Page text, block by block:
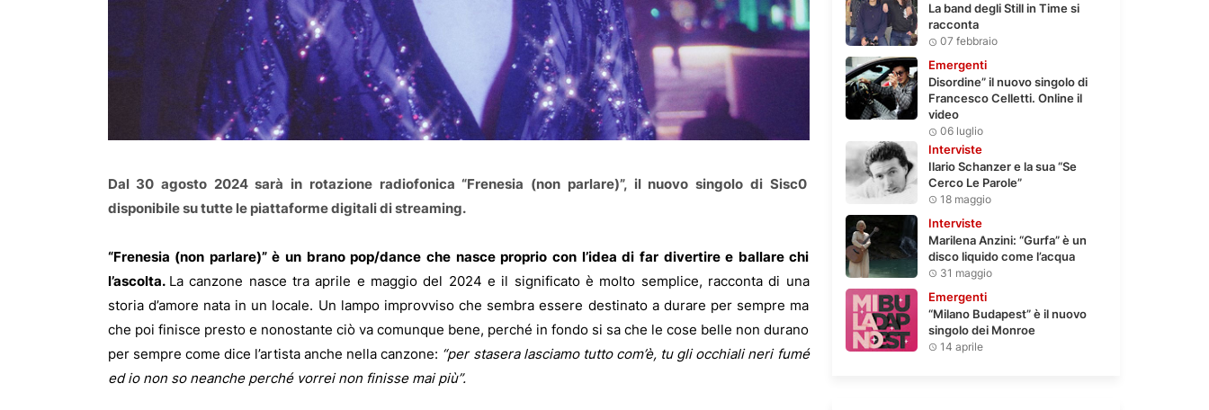
Dal 30 agosto 2024 sarà in rotazione radiofonica “Frenesia (non parlare)”, il nuovo singolo di Sisc0
disponibile su tutte le piattaforme digitali di streaming.
“Frenesia (non parlare)” è un brano pop/dance che nasce proprio con l’idea di far divertire e ballare chi
l’ascolta. La canzone nasce tra aprile e maggio del 2024 e il significato è molto semplice, racconta di una
storia d’amore nata in un locale. Un lampo improvviso che sembra essere destinato a durare per sempre ma
che poi finisce presto e nonostante ciò va comunque bene, perché in fondo si sa che le cose belle non durano
per sempre come dice l’artista anche nella canzone: “per stasera lasciamo tutto com’è, tu gli occhiali neri fumé
ed io non so neanche perché vorrei non finisse mai più”.
La band degli Still in Time si
racconta
07 febbraio
Emergenti
Disordine” il nuovo singolo di
Francesco Celletti. Online il
video
06 luglio
Interviste
Ilario Schanzer e la sua “Se
Cerco Le Parole”
18 maggio
Interviste
Marilena Anzini: “Gurfa” è un
disco liquido come l’acqua
31 maggio
Emergenti
“Milano Budapest” è il nuovo
singolo dei Monroe
14 aprile